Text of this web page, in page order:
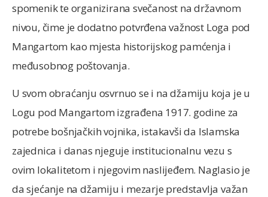
spomenik te organizirana svečanost na državnom
nivou, čime je dodatno potvrđena važnost Loga pod
Mangartom kao mjesta historijskog pamćenja i
međusobnog poštovanja.
U svom obraćanju osvrnuo se i na džamiju koja je u
Logu pod Mangartom izgrađena 1917. godine za
potrebe bošnjačkih vojnika, istakavši da Islamska
zajednica i danas njeguje institucionalnu vezu s
ovim lokalitetom i njegovim naslijeđem. Naglasio je
da sjećanje na džamiju i mezarje predstavlja važan